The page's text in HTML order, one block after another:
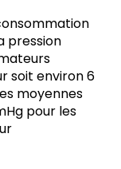
pression
soit environ 6
moyennes
pour les